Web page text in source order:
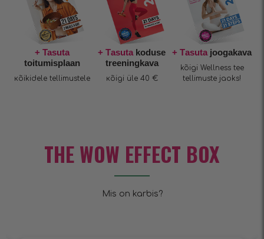
+ Tasuta
toitumisplaan
кõikidele tellimustele
+ Тasuta koduse
treeningkava
кõigi üle 40 €
+ Тasuta joogakava
kõigi Wellness tee
tellimuste jaoks!
THE WOW EFFECT BOX
Mis on karbis?